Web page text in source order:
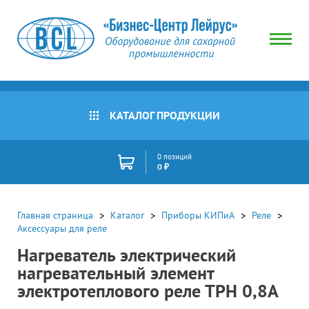
КАТАЛОГ ПРОДУКЦИИ
0 позиций
0 ₽
Главная страница Каталог Приборы КИПиА
Реле
Аксессуары для реле
Нагреватель электрический
нагревательный элемент
электротеплового реле ТРН 0,8А